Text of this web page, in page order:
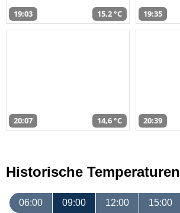
19:03 15,2 °C 19:35
20:07 14,6 °C 20:39
Historische Temperaturen
06:00 09:00 12:00 15:00